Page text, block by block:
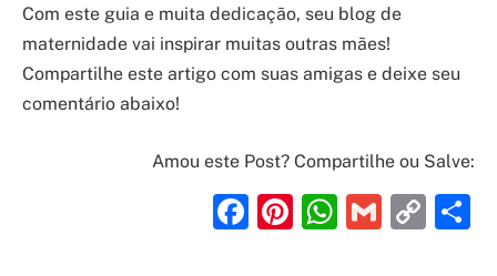
Com este guia e muita dedicação, seu blog de
maternidade vai inspirar muitas outras mães!
Compartilhe este artigo com suas amigas e deixe seu
comentário abaixo!
Amou este Post? Compartilhe ou Salve:
Facebook
Pinterest
Gmail